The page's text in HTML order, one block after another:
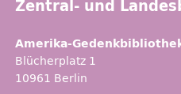
Zentral- und
Amerika-
Blücherplatz 1
10961 Berlin